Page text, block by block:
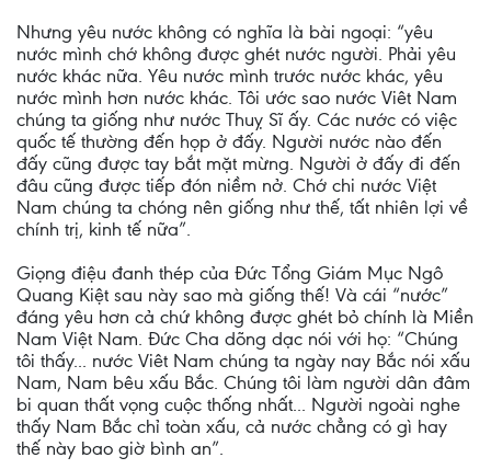
Nhưng yêu nước không có nghĩa là bài ngoại: “yêu
nước mình chớ không được ghét nước người. Phải yêu
nước khác nữa. Yêu nước mình trước nước khác, yêu
nước mình hơn nước khác. Tôi ước sao nước Viêt Nam
chúng ta giống như nước Thuỵ Sĩ ấy. Các nước có việc
quốc tế thường đến họp ở đấy. Người nước nào đến
đấy cũng được tay bắt mặt mừng. Người ở đấy đi đến
đâu cũng được tiếp đón niềm nở. Chớ chi nước Việt
Nam chúng ta chóng nên giống như thế, tất nhiên lợi về
chính trị, kinh tế nữa”.
Giọng điệu đanh thép của Đức Tổng Giám Mục Ngô
Quang Kiệt sau này sao mà giống thế! Và cái “nước”
đáng yêu hơn cả chứ không được ghét bỏ chính là Miền
Nam Việt Nam. Đức Cha dõng dạc nói với họ: “Chúng
tôi thấy... nước Viêt Nam chúng ta ngày nay Bắc nói xấu
Nam, Nam bêu xấu Bắc. Chúng tôi làm người dân đâm
bi quan thất vọng cuộc thống nhất... Người ngoài nghe
thấy Nam Bắc chỉ toàn xấu, cả nước chẳng có gì hay
thế này bao giờ bình an”.